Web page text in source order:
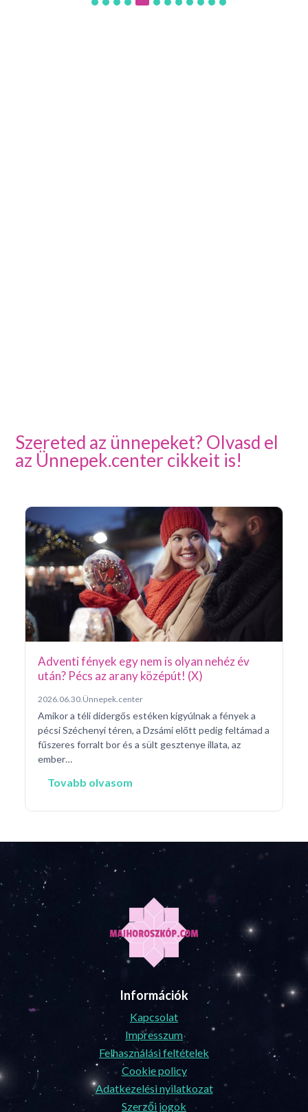
Szereted az ünnepeket? Olvasd el
az Ünnepek.center cikkeit is!
Adventi fények egy nem is olyan nehéz év
után? Pécs az arany középút! (X)
2026.06.30. Ünnepek.center
Amikor a téli didergős estéken kigyúlnak a fények a
pécsi Széchenyi téren, a Dzsámi előtt pedig feltámad a
fűszeres forralt bor és a sült gesztenye illata, az
ember…
Tovabb olvasom
Információk
Kapcsolat
Impresszum
Felhasználási feltételek
Cookie policy
Adatkezelési nyilatkozat
Szerzői jogok